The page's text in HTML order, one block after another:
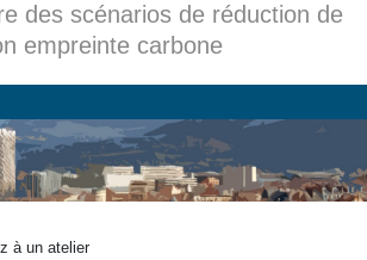
des scénarios de réduction de
empreinte carbone
à un atelier